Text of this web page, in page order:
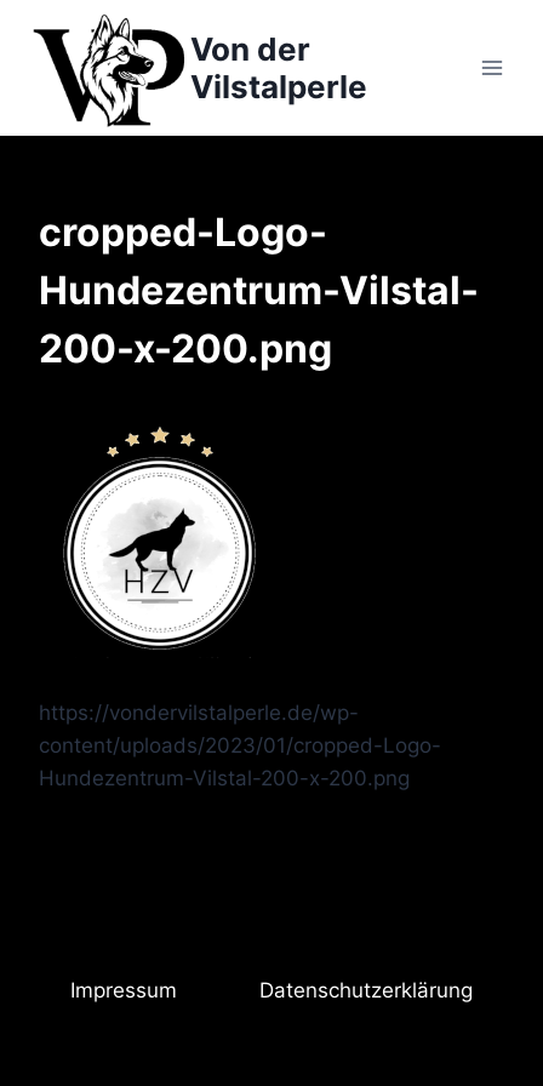
Inhalt
springen
Von der
Vilstalperle
cropped-Logo-
Hundezentrum-Vilstal-
200-x-200.png
https://vondervilstalperle.de/wp-
content/uploads/2023/01/cropped-Logo-
Hundezentrum-Vilstal-200-x-200.png
Impressum Datenschutzerklärung